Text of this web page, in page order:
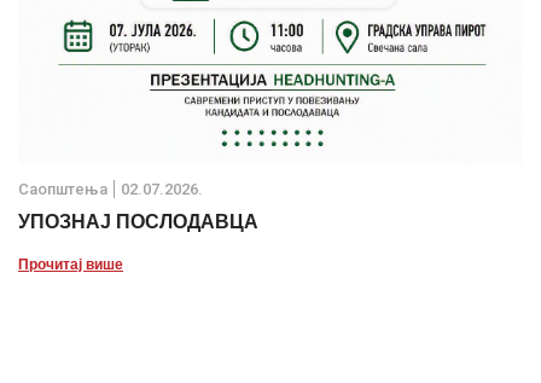
Саопштења 02.07.2026.
УПОЗНАЈ ПОСЛОДАВЦА
Прочитај више